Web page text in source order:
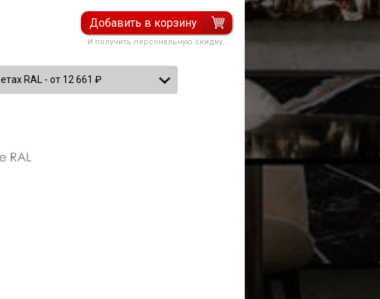
Добавить в корзину
И получить персональную скидку